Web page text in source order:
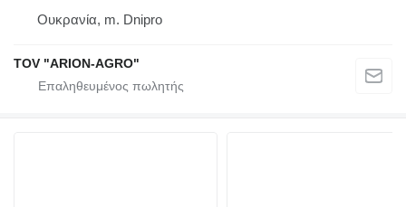
Ουκρανία, m. Dnipro
TOV "ARION-AGRO"